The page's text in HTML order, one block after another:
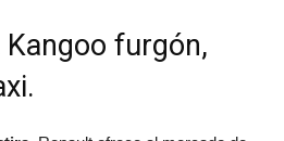
Kangoo furgón,